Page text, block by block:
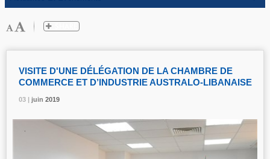
03 | juin 2019
VISITE D'UNE DÉLÉGATION DE LA CHAMBRE DE
COMMERCE ET D’INDUSTRIE AUSTRALO-LIBANAISE
03 | juin 2019
03 | juin 2019